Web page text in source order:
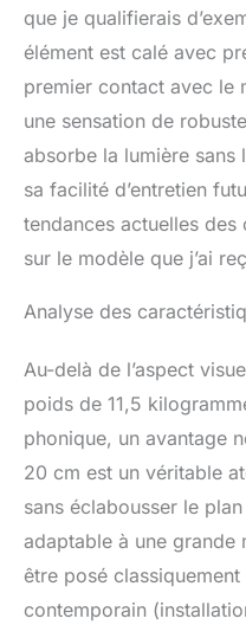
que je qualifierais
élément est calé avec
premier contact avec le
une sensation de
absorbe la lumière sans
sa facilité d’entretien
tendances actuelles
sur le modèle que j’ai
Analyse des
Au-delà de l’aspect
poids de 11,5
phonique, un avantage
20 cm est un véritable
sans éclabousser le
adaptable à une grande
être posé
contemporain